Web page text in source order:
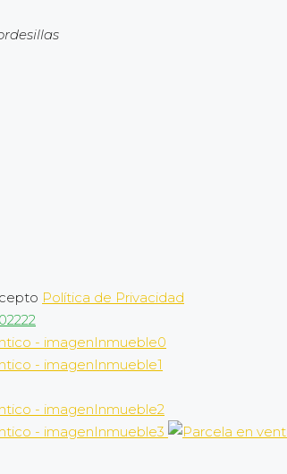
Política de Privacidad